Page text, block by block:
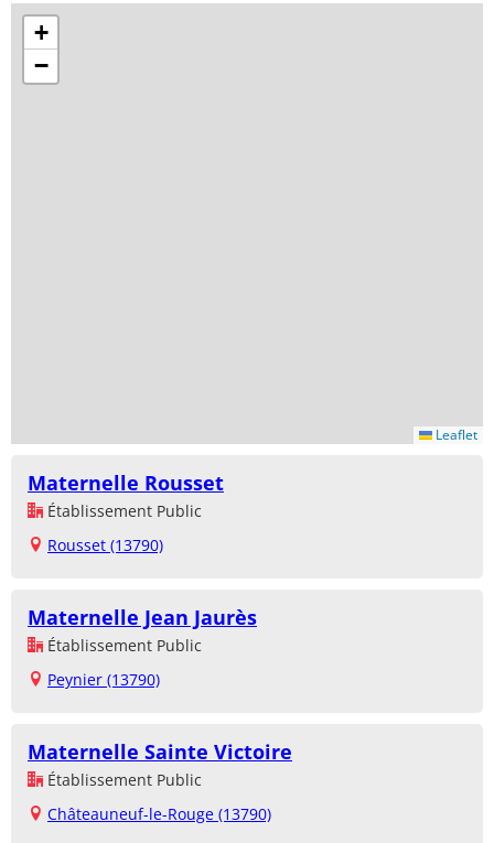
+
−
Leaflet
Maternelle Rousset
Établissement Public
Rousset (13790)
Maternelle Jean Jaurès
Établissement Public
Peynier (13790)
Maternelle Sainte Victoire
Établissement Public
Châteauneuf-le-Rouge (13790)